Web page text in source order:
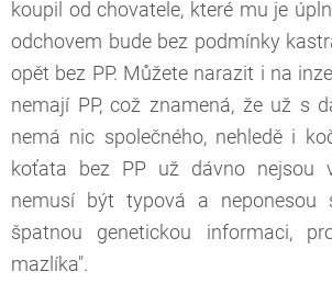
koupil od chovatele, které mu je
odchovem bude bez podmínky
opět bez PP. Můžete narazit i na
nemají PP, což znamená, že už s
nemá nic společného, nehledě i
koťata bez PP už dávno nejsou
nemusí být typová a neponesou
špatnou genetickou informaci,
mazlíka".